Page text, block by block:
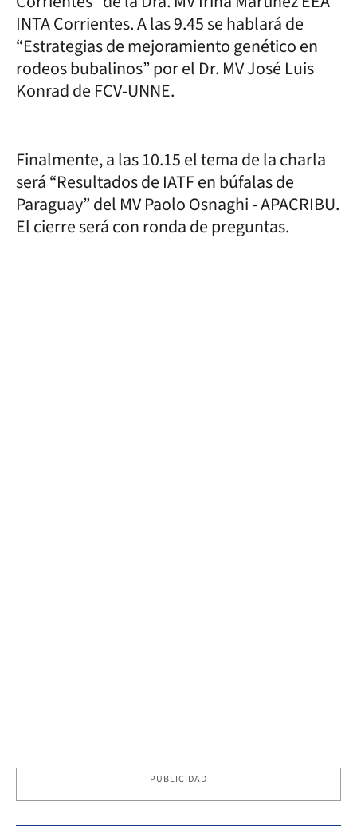
INTA Corrientes. A las 9.45 se hablará de
“Estrategias de mejoramiento genético en
rodeos bubalinos” por el Dr. MV José Luis
Konrad de FCV-UNNE.
Finalmente, a las 10.15 el tema de la charla
será “Resultados de IATF en búfalas de
Paraguay” del MV Paolo Osnaghi - APACRIBU.
El cierre será con ronda de preguntas.
PUBLICIDAD